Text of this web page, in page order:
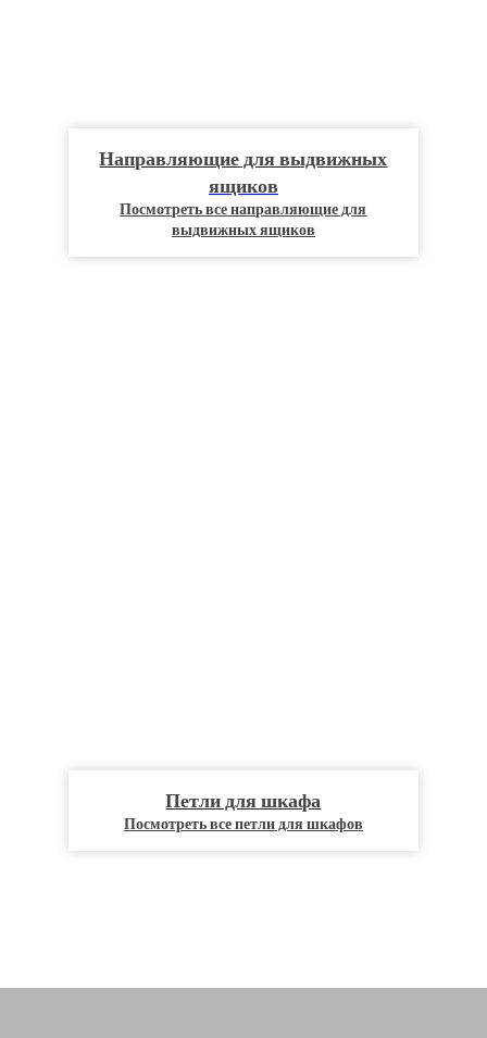
Направляющие для выдвижных
ящиков
Посмотреть все направляющие для
выдвижных ящиков
Петли для шкафа
Посмотреть все петли для шкафов